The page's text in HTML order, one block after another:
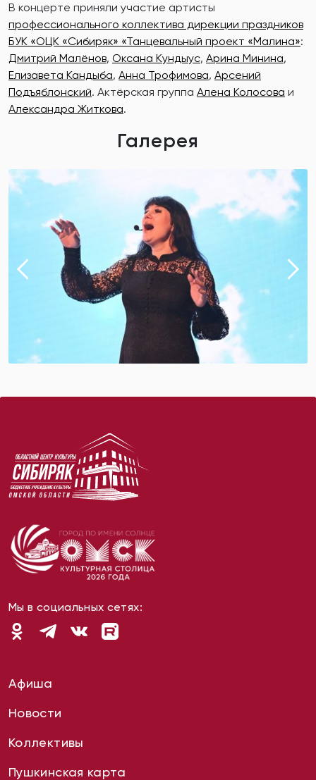
В концерте приняли участие артисты
профессионального коллектива дирекции праздников
БУК «ОЦК «Сибиряк» «Танцевальный проект «Малина»:
Дмитрий Малёнов, Оксана Кундыус, Арина Минина,
Елизавета Кандыба, Анна Трофимова, Арсений
Подъяблонский. Актёрская группа Алена Колосова и
Александра Житкова.
Галерея
Мы в социальных сетях:
Афиша
Новости
Коллективы
Пушкинская карта